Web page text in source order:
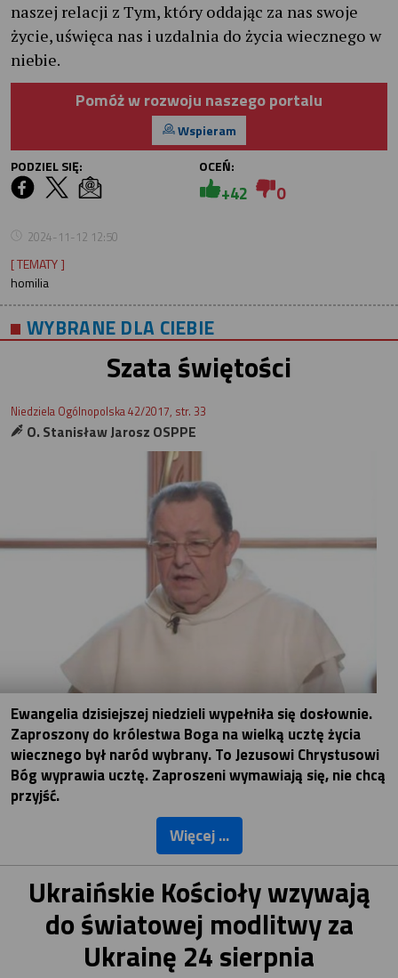
naszej relacji z Tym, który oddając za nas swoje
życie, uświęca nas i uzdalnia do życia wiecznego w
niebie.
Pomóż w rozwoju naszego portalu
Wspieram
PODZIEL SIĘ:
OCEŃ:
+42 0
2024-11-12 12:50
[ TEMATY ]
homilia
WYBRANE DLA CIEBIE
Szata świętości
Niedziela Ogólnopolska 42/2017, str. 33
O. Stanisław Jarosz OSPPE
Ewangelia dzisiejszej niedzieli wypełniła się dosłownie.
Zaproszony do królestwa Boga na wielką ucztę życia
wiecznego był naród wybrany. To Jezusowi Chrystusowi
Bóg wyprawia ucztę. Zaproszeni wymawiają się, nie chcą
przyjść.
Więcej ...
Ukraińskie Kościoły wzywają
do światowej modlitwy za
Ukrainę 24 sierpnia